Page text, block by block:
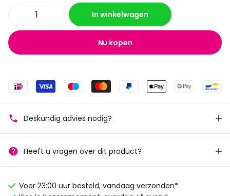
In winkelwagen
Nu kopen
Deskundig advies nodig?
Heeft u vragen over dit product?
Voor 23:00 uur besteld, vandaag verzonden*